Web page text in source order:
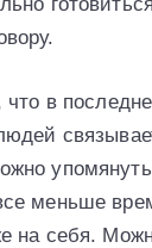
что в
меньше
на себя.